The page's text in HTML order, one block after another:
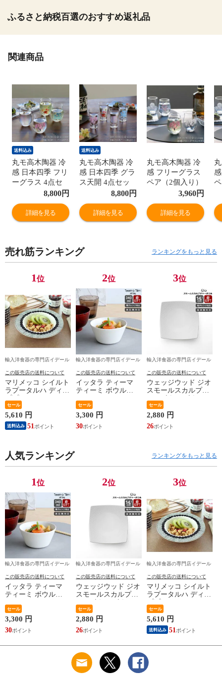
ふるさと納税百選のおすすめ返礼品
関連商品
送料込み
丸モ高木陶器 冷
感 日本四季 フリ
ーグラス 4点セ
ット 春夏秋冬 日
本製 フリーグラ
ス揃 ギフト 結婚
祝い プレゼント
【食器 カトラリ
ー】【ギフト】
8,800円
詳細を見る
送料込み
丸モ高木陶器 冷
感 日本四季 グラ
ス天開 4点セッ
ト 日本酒 春夏秋
冬 日本製 グラス
天開揃 ギフト 結
婚祝い プレゼン
ト 【食器 カトラ
リー】【ギフ
8,800円
詳細を見る
丸モ高木陶器 冷
感 フリーグラス
ペア（2個入り）
セット 日本製 ギ
フト 結婚祝い プ
レゼント 贈り物
食器セット ギフ
【ギフト】
3,960円
詳細を見る
売れ筋ランキング ランキングをもっと見る
1位
輸入洋食器の専門店イデール
この販売店の送料について
マリメッコ シイルト
ラプータルハ ディー
イト/ブラック
marimekko
SIIRTOLAPUUTARHA
パスタプレート 結婚
リメッコ】【食器 カ
トラリー】【ギフ
セール
5,610 円
送料込み 51
2位
輸入洋食器の専門店イデール
この販売店の送料について
イッタラ ティーマ
ティーミ ボウル
Tiimi 耐熱 電子レン
ジ対応 ギフト 結婚
祝い プレゼント 贈
り物 【iittala イッタ
セール
3,300 円
30
3位
輸入洋食器の専門店イデール
この販売店の送料について
ウェッジウッド ジオ
スモールスカルプチ
ギフト 結婚祝い プ
レゼント 贈り物
【食器 カトラリー】
【ギフト】
セール
2,880 円
26
人気ランキング ランキングをもっと見る
1位
輸入洋食器の専門店イデール
この販売店の送料について
イッタラ ティーマ
ティーミ ボウル
Tiimi 耐熱 電子レン
ジ対応 ギフト 結婚
祝い プレゼント 贈
り物 【iittala イッタ
セール
3,300 円
30
2位
輸入洋食器の専門店イデール
この販売店の送料について
ウェッジウッド ジオ
スモールスカルプチ
ギフト 結婚祝い プ
レゼント 贈り物
【食器 カトラリー】
【ギフト】
セール
2,880 円
26
3位
輸入洋食器の専門店イデール
この販売店の送料について
マリメッコ シイルト
ラプータルハ ディー
イト/ブラック
marimekko
SIIRTOLAPUUTARHA
パスタプレート 結婚
リメッコ】【食器 カ
トラリー】【ギフ
セール
5,610 円
送料込み 51